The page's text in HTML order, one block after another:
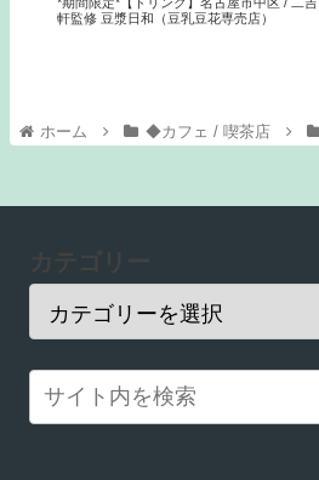
*期間限定*【ドリンク】名古屋市中区 / 二吉
軒監修 豆漿日和（豆乳豆花専売店）
ホーム ◆カフェ / 喫茶店
カテゴリー